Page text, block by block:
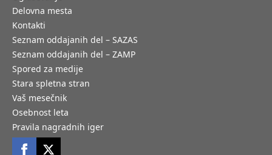
Delovna mesta
Kontakti
Seznam oddajanih del – SAZAS
Seznam oddajanih del – ZAMP
Spored za medije
Stara spletna stran
Vaš mesečnik
Osebnost leta
Pravila nagradnih iger